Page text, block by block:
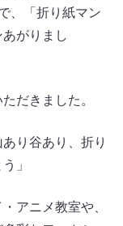
、「折り紙マン
がりまし
だきました。
り谷あり、折り
」
アニメ教室や、